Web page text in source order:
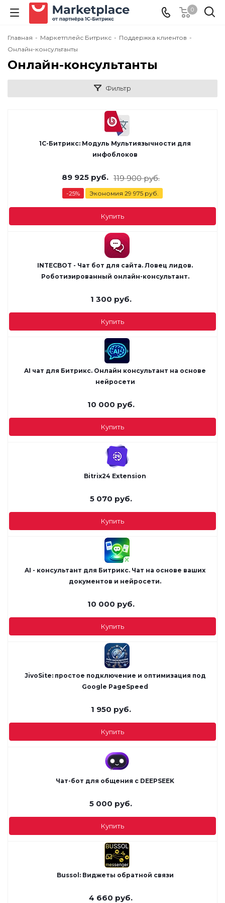
0
Главная - Маркетплейс Битрикс - Поддержка клиентов -
Онлайн-консультанты
Онлайн-консультанты
Фильтр
1С-Битрикс: Модуль Мультиязычности для
инфоблоков
89 925 руб. 119 900руб.
-25% Экономия 29 975 руб.
Купить
INTECBOT - Чат бот для сайта. Ловец лидов.
Роботизированный онлайн-консультант.
1 300 руб.
Купить
AI чат для Битрикс. Онлайн консультант на основе
нейросети
10 000 руб.
Купить
Bitrix24 Extension
5 070 руб.
Купить
AI - консультант для Битрикс. Чат на основе ваших
документов и нейросети.
10 000 руб.
Купить
JivoSite: простое подключение и оптимизация под
Google PageSpeed
1 950 руб.
Купить
Чат-бот для общения с DEEPSEEK
5 000 руб.
Купить
Bussol: Виджеты обратной связи
4 660 руб.